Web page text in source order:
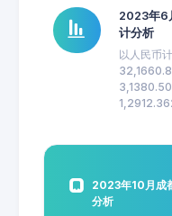
2023年6
计分析
以人民币
2023年10月成
分析